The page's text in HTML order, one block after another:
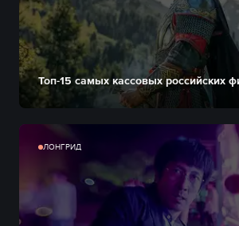
Топ-15 самых кассовых российских
ЛОНГРИД